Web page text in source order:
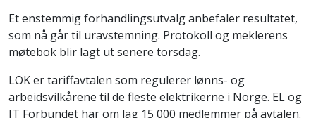
Et enstemmig forhandlingsutvalg anbefaler resultatet,
som nå går til uravstemning. Protokoll og meklerens
møtebok blir lagt ut senere torsdag.
LOK er tariffavtalen som regulerer lønns- og
arbeidsvilkårene til de fleste elektrikerne i Norge. EL og
IT Forbundet har om lag 15 000 medlemmer på avtalen.